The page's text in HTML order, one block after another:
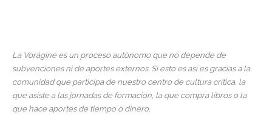
La Vorágine es un proceso autónomo que no depende de
subvenciones ni de aportes externos. Si esto es así es gracias a la
comunidad que participa de nuestro centro de cultura crítica, la
que asiste a las jornadas de formación, la que compra libros o la
que hace aportes de tiempo o dinero.